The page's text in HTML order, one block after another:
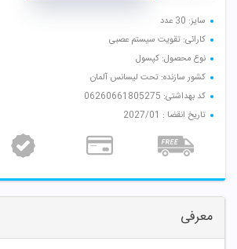
سایز: 30 عدد
کارائی: تقویت سیستم عصبی
نوع محصول: کپسول
کشور سازنده: تحت لیسانس آلمان
کد بهداشتی: 06260661805275
تاریخ انقضا : 2027/01
معرفی